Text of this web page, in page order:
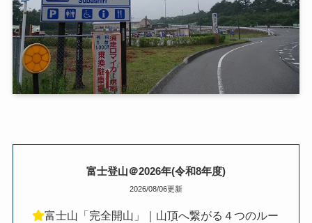
富士登山＠2026年(令和8年度)
2026/08/06更新
富士山「完全開山」｜山頂へ繋がる４つのルー